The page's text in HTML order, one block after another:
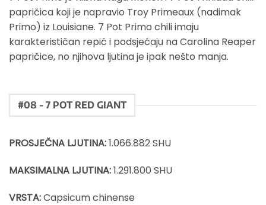
papričica koji je napravio Troy Primeaux (nadimak
Primo) iz Louisiane. 7 Pot Primo chili imaju
karakterističan repić i podsjećaju na Carolina Reaper
papričice, no njihova ljutina je ipak nešto manja.
#08 - 7 POT RED GIANT
PROSJEČNA LJUTINA:1.066.882 SHU
MAKSIMALNA LJUTINA:1.291.800 SHU
VRSTA:Capsicum chinense